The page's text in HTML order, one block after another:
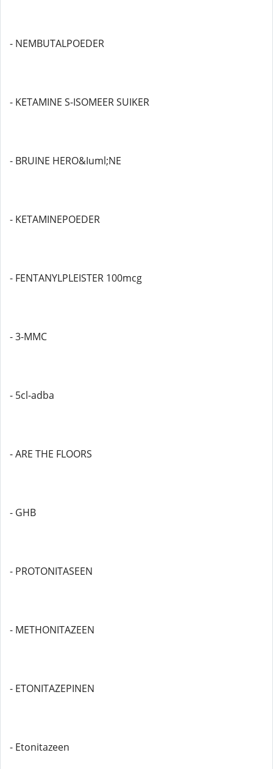
- NEMBUTALPOEDER
- KETAMINE S-ISOMEER SUIKER
- BRUINE HERO&Iuml;NE
- KETAMINEPOEDER
- FENTANYLPLEISTER 100mcg
- 3-MMC
- 5cl-adba
- ARE THE FLOORS
- GHB
- PROTONITASEEN
- METHONITAZEEN
- ETONITAZEPINEN
- Etonitazeen